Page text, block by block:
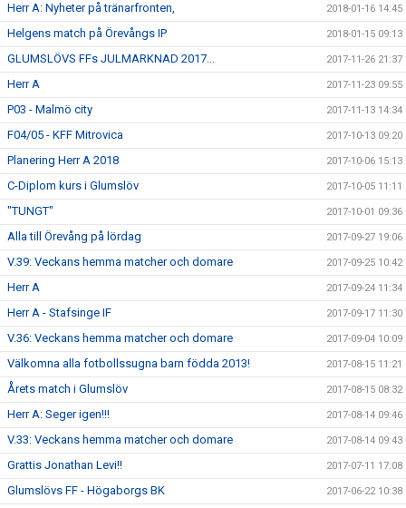
Herr A: Nyheter på tränarfronten, 2018-01-16 14:45
Helgens match på Örevångs IP 2018-01-15 09:13
GLUMSLÖVS FFs JULMARKNAD 2017... 2017-11-26 21:37
Herr A 2017-11-23 09:55
P03 - Malmö city 2017-11-13 14:34
F04/05 - KFF Mitrovica 2017-10-13 09:20
Planering Herr A 2018 2017-10-06 15:13
C-Diplom kurs i Glumslöv 2017-10-05 11:11
"TUNGT" 2017-10-01 09:36
Alla till Örevång på lördag 2017-09-27 19:06
V.39: Veckans hemma matcher och domare 2017-09-25 10:42
Herr A 2017-09-24 11:34
Herr A - Stafsinge IF 2017-09-17 11:30
V.36: Veckans hemma matcher och domare 2017-09-04 10:09
Välkomna alla fotbollssugna barn födda 2013! 2017-08-15 11:21
Årets match i Glumslöv 2017-08-15 08:32
Herr A: Seger igen!!! 2017-08-14 09:46
V.33: Veckans hemma matcher och domare 2017-08-14 09:43
Grattis Jonathan Levi!! 2017-07-11 17:08
Glumslövs FF - Högaborgs BK 2017-06-22 10:38